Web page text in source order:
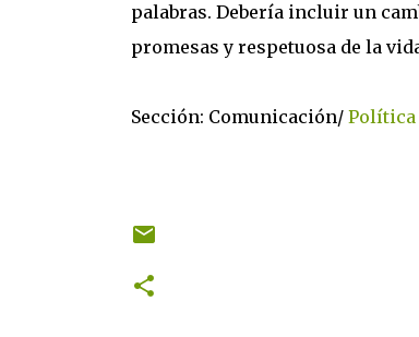
palabras. Debería incluir un
promesas y respetuosa de la
Sección: Comunicación/ Política